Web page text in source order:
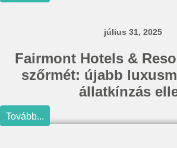
július 31, 2025
Fairmont Hotels &
szőrmét: újabb
állatkínzás
Tovább...